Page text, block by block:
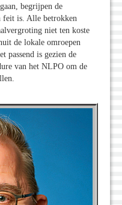
begrijpen de
feit is. Alle betrokken
niet ten koste
de lokale omroepen
passend is gezien de
van het NLPO om de